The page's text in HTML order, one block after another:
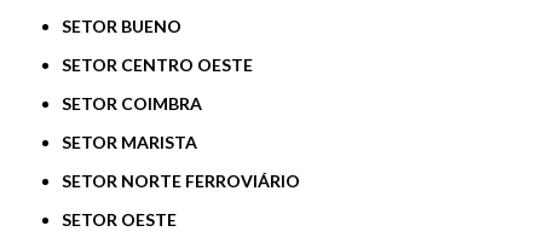
SETOR BUENO
SETOR CENTRO OESTE
SETOR COIMBRA
SETOR MARISTA
SETOR NORTE FERROVIÁRIO
SETOR OESTE